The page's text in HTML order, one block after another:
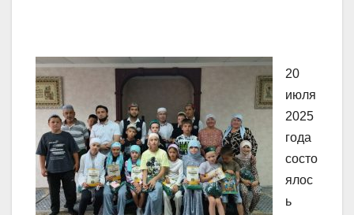
20
июля
2025
года
состо
ялос
ь